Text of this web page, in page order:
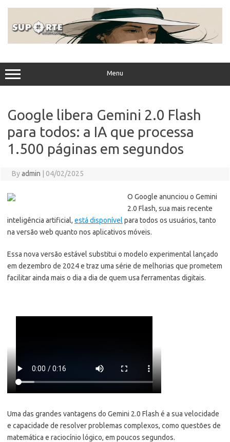
Menu
Google libera Gemini 2.0 Flash
para todos: a IA que processa
1.500 páginas em segundos
Byadmin 04/02/2025
O Google anunciou o Gemini
2.0 Flash, sua mais recente
inteligência artificial, está disponível para todos os usuários, tanto
na versão web quanto nos aplicativos móveis.
Essa nova versão estável substitui o modelo experimental lançado
em dezembro de 2024 e traz uma série de melhorias que prometem
facilitar ainda mais o dia a dia de quem usa ferramentas digitais.
Uma das grandes vantagens do Gemini 2.0 Flash é a sua velocidade
e capacidade de resolver problemas complexos, como questões de
matemática e raciocínio lógico, em poucos segundos.